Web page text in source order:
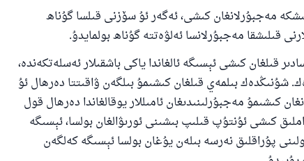
مەجبۇرلانغان كىشى، ئەگەر ئۇ سۆزنى قىلسا گۇناھ
قىلىشقا مەجبۇرلانسا ئەلۋەتتە گۇناھ بولمايدۇ.
قىلغان كىشى ئېسىگە ئالغاندا ياكى باشقىلار ئەسلەتكەندە،
شۇنىڭدەك بىلمەي قىلغان كىشىمۇ بىلگەن ۋاقىتتا دەرھال ئۇ
كىشىمۇ مەجبۇرلىنىدىغان ئامىللار يوقالغاندا دەرھال قول
كىشى ئۇنتۇپ قىلىپ بىشىنى ئورىۋالغان بولسا، ئېسىگە
پۇراقلىق نەرسە بىلەن يۇغان بولسا ئېسىگە كەلگەن